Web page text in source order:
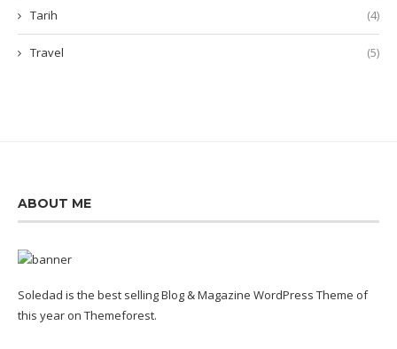
Tarih (4)
Travel (5)
ABOUT ME
Soledad is the best selling Blog & Magazine WordPress Theme of
this year on Themeforest.